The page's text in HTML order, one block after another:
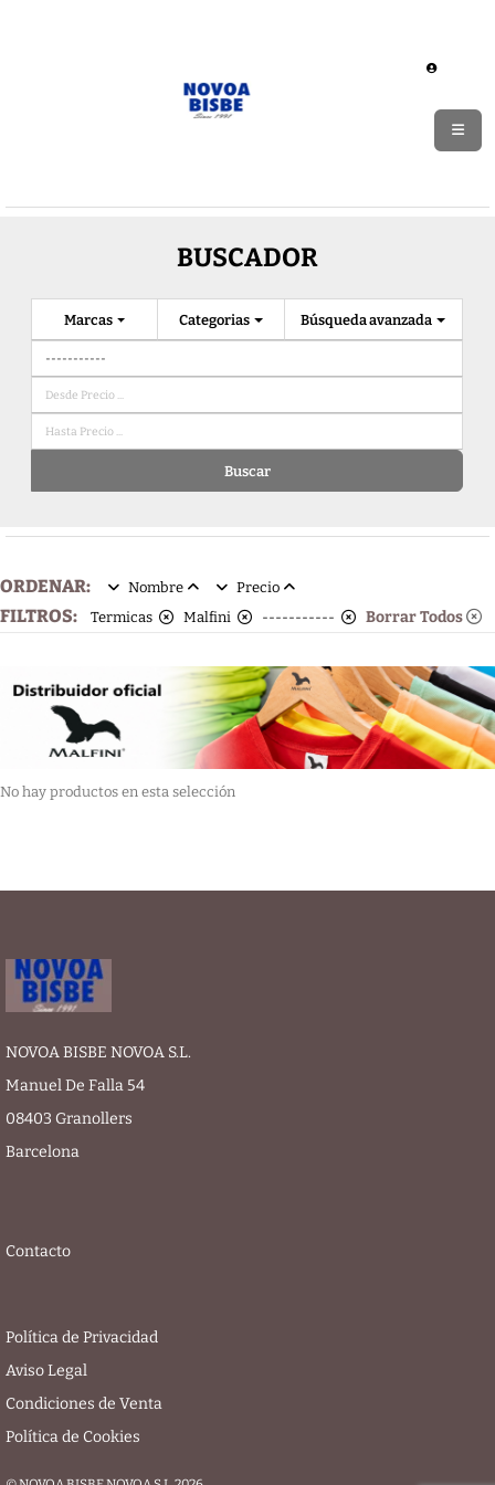
BUSCADOR
Categorias
Marcas Búsqueda avanzada
Buscar
ORDENAR: Nombre Precio
FILTROS: Termicas Malfini ----------- Borrar Todos
No hay productos en esta selección
NOVOA BISBE NOVOA S.L.
Manuel De Falla 54
08403 Granollers
Barcelona
Contacto
Política de Privacidad
Aviso Legal
Condiciones de Venta
Política de Cookies